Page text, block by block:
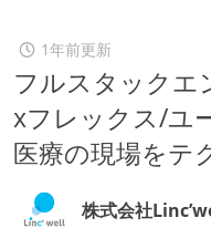
1年前更新
フルスタックエ
xフレックス/ユ
医療の現場をテ
株式会社